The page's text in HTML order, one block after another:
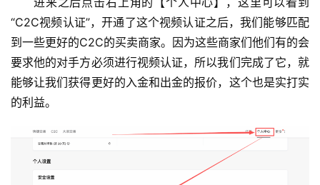
“C2C视频认证”，开通了这个视频认证之后，我们能够匹配
到一些更好的C2C的买卖商家。因为这些商家们他们有的会
要求他的对手方必须进行视频认证，所以我们完成了它，就
能够让我们获得更好的入金和出金的报价，这个也是实打实
的利益。